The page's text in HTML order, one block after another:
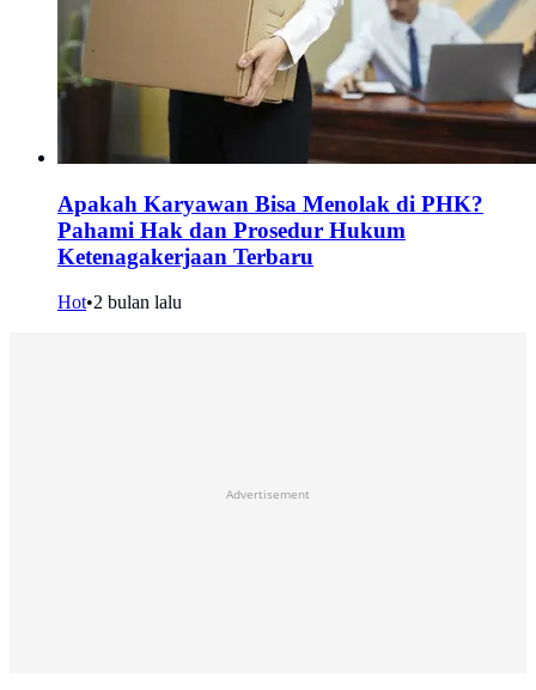
Apakah Karyawan Bisa Menolak di PHK?
Pahami Hak dan Prosedur Hukum
Ketenagakerjaan Terbaru
Hot•2 bulan lalu
Advertisement